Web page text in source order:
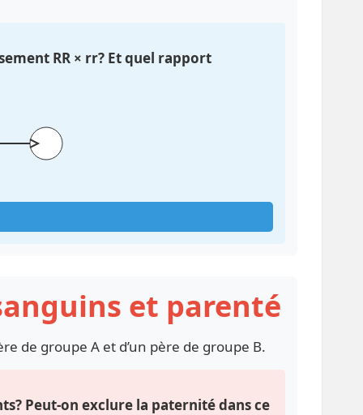
RR × rr? Et quel rapport
et parenté
de groupe A et d’un père de groupe B.
Peut-on exclure la paternité dans ce